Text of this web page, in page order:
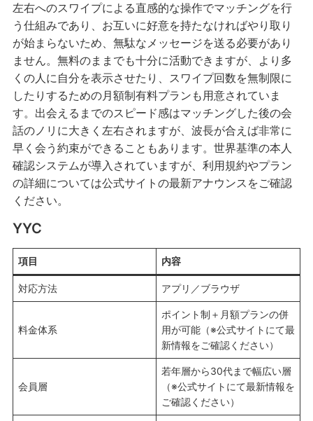
左右へのスワイプによる直感的な操作でマッチングを行
う仕組みであり、お互いに好意を持たなければやり取り
が始まらないため、無駄なメッセージを送る必要があり
ません。無料のままでも十分に活動できますが、より多
くの人に自分を表示させたり、スワイプ回数を無制限に
したりするための月額制有料プランも用意されていま
す。出会えるまでのスピード感はマッチングした後の会
話のノリに大きく左右されますが、波長が合えば非常に
早く会う約束ができることもあります。世界基準の本人
確認システムが導入されていますが、利用規約やプラン
の詳細については公式サイトの最新アナウンスをご確認
ください。
YYC
項目 内容
対応方法 アプリ／ブラウザ
料金体系
ポイント制＋月額プランの併
用が可能（※公式サイトにて最
新情報をご確認ください）
会員層
若年層から30代まで幅広い層
（※公式サイトにて最新情報を
ご確認ください）